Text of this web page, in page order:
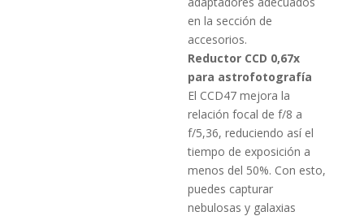
en la sección de
accesorios.
Reductor CCD 0,67x
para astrofotografía
El CCD47 mejora la
relación focal de f/8 a
f/5,36, reduciendo así el
tiempo de exposición a
menos del 50%. Con esto,
puedes capturar
nebulosas y galaxias